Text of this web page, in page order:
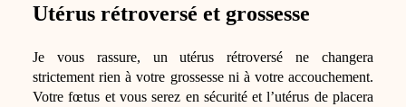
Utérus rétroversé et grossesse
Je vous rassure, un utérus rétroversé ne changera
strictement rien à votre grossesse ni à votre accouchement.
Votre fœtus et vous serez en sécurité et l’utérus de placera